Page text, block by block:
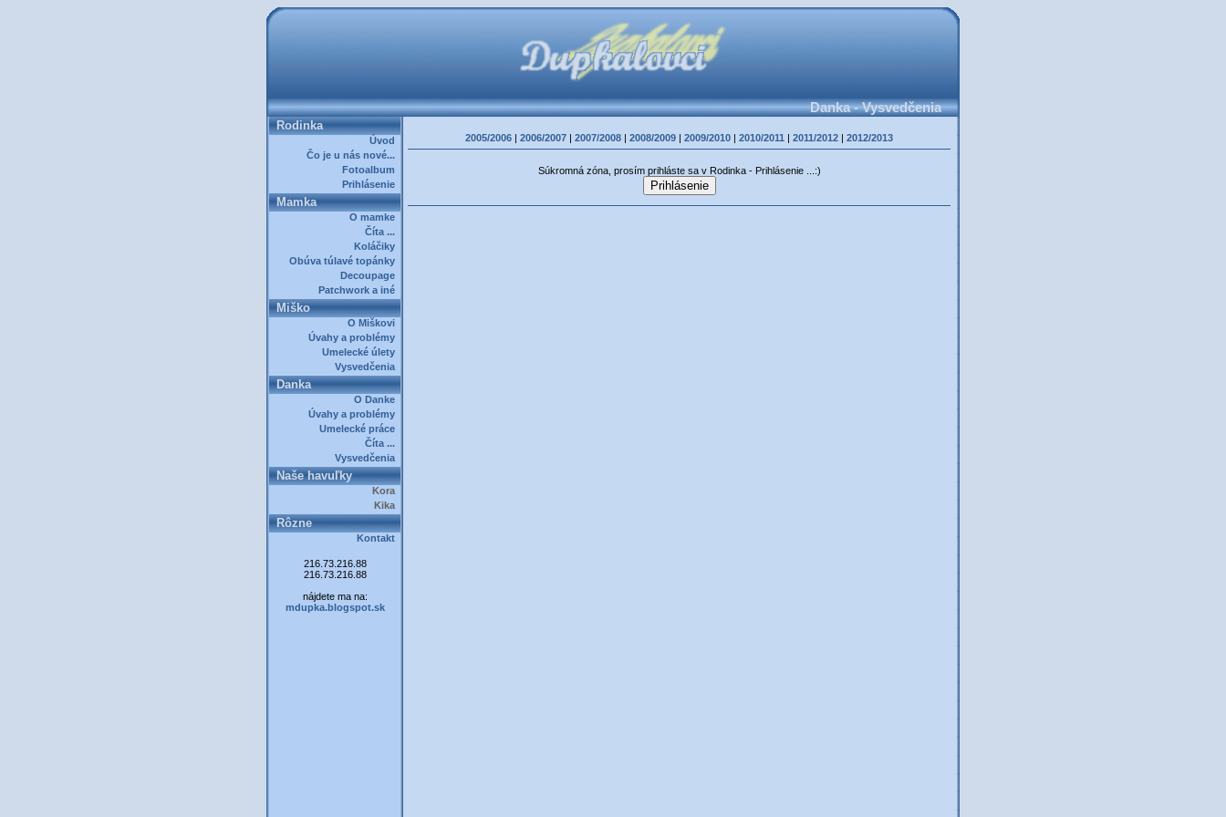
Danka - Vysvedčenia
Rodinka
Úvod
Čo je u nás nové...
Fotoalbum
Prihlásenie
Mamka
O mamke
Číta ...
Koláčiky
Obúva túlavé topánky
Decoupage
Patchwork a iné
Miško
O Miškovi
Úvahy a problémy
Umelecké úlety
Vysvedčenia
Danka
O Danke
Úvahy a problémy
Umelecké práce
Číta ...
Vysvedčenia
Naše havuľky
Kora
Kika
Rôzne
Kontakt
216.73.216.88
216.73.216.88
nájdete ma na:
mdupka.blogspot.sk
2005/2006 | 2006/2007 | 2007/2008 | 2008/2009 | 2009/2010 | 2010/2011 | 2011/2012 | 2012/2013
Súkromná zóna, prosím prihláste sa v Rodinka - Prihlásenie ...:)